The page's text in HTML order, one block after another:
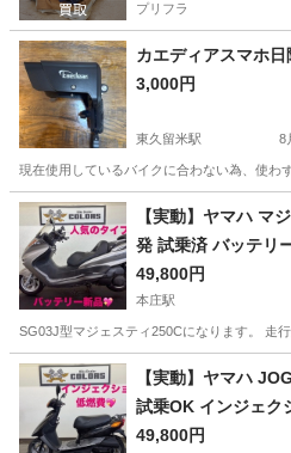
プリフラ
カエディアスマホ日
3,000円
東久留米駅 8
現在使用しているバイクに合わない為、使わ
埼玉 新座市 東久留米駅
【実動】ヤマハ マ
発 試乗済 バッテリ
フラー 鍵共通
49,800円
本庄駅
SG03J型マジェスティ250Cになります。 走
埼玉 児玉郡 本庄駅
【実動】ヤマハ
試乗OK インジェク
正常
49,800円